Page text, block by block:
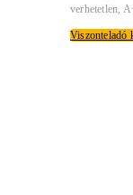
verhetetlen,
Viszonteladó